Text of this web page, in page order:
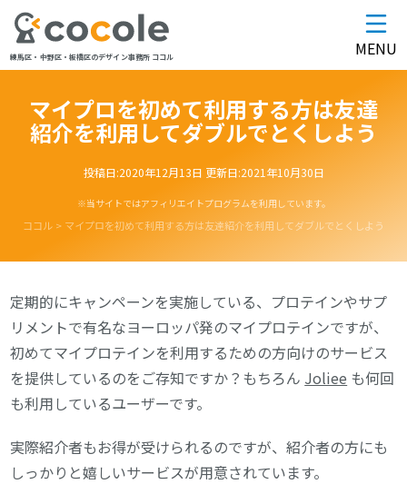
練馬区・中野区・板橋区のデザイン事務所 ココル MENU
マイプロを初めて利用する方は友達
紹介を利用してダブルでとくしよう
投稿日:2020年12月13日 更新日:2021年10月30日
※当サイトではアフィリエイトプログラムを利用しています。
ココル > マイプロを初めて利用する方は友達紹介を利用してダブルでとくしよう
定期的にキャンペーンを実施している、プロテインやサプ
リメントで有名なヨーロッパ発のマイプロテインですが、
初めてマイプロテインを利用するための方向けのサービス
を提供しているのをご存知ですか？もちろん Joliee も何回
も利用しているユーザーです。
実際紹介者もお得が受けられるのですが、紹介者の方にも
しっかりと嬉しいサービスが用意されています。